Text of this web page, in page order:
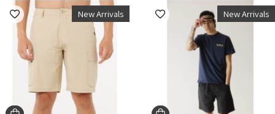
הוספה למועדפים New Arrivals
New Arrivals